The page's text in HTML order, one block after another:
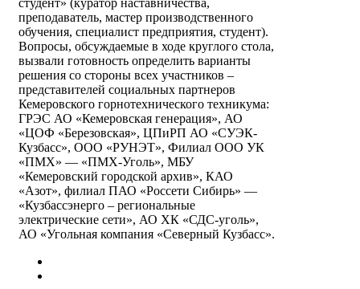
студент» (куратор наставничества,
преподаватель, мастер производственного
обучения, специалист предприятия, студент).
Вопросы, обсуждаемые в ходе круглого стола,
вызвали готовность определить варианты
решения со стороны всех участников –
представителей социальных партнеров
Кемеровского горнотехнического техникума:
ГРЭС АО «Кемеровская генерация», АО
«ЦОФ «Березовская», ЦПиРП АО «СУЭК-
Кузбасс», ООО «РУНЭТ», Филиал ООО УК
«ПМХ» — «ПМХ-Уголь», МБУ
«Кемеровский городской архив», КАО
«Азот», филиал ПАО «Россети Сибирь» —
«Кузбассэнерго – региональные
электрические сети», АО ХК «СДС-уголь»,
АО «Угольная компания «Северный Кузбасс».